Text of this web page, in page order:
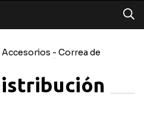
Accesorios - Correa de